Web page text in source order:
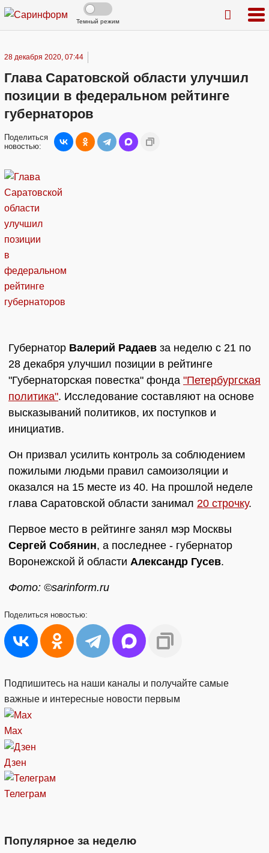
Темный режим
28 декабря 2020, 07:44
Глава Саратовской области улучшил
позиции в федеральном рейтинге
губернаторов
Поделиться
новостью:
Губернатор Валерий Радаев за неделю с 21 по
28 декабря улучшил позиции в рейтинге
"Губернаторская повестка" фонда "Петербургская
политика". Исследование составляют на основе
высказываний политиков, их поступков и
инициатив.
Он призвал усилить контроль за соблюдением
пожилыми людьми правил самоизоляции и
оказался на 15 месте из 40. На прошлой неделе
глава Саратовской области занимал 20 строчку.
Первое место в рейтинге занял мэр Москвы
Сергей Собянин, а последнее - губернатор
Воронежской й области Александр Гусев.
Фото: ©sarinform.ru
Поделиться новостью:
Подпишитесь на наши каналы и получайте самые
важные и интересные новости первым
Max
Дзен
Телеграм
Популярное за неделю